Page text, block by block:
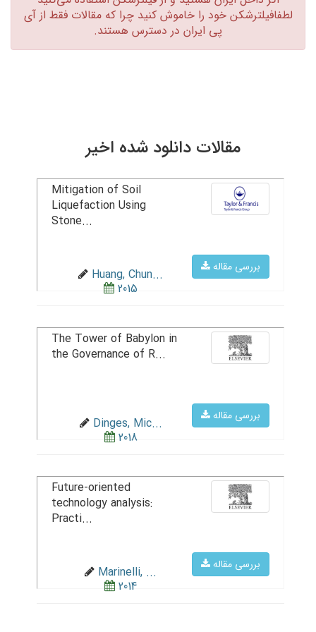
لطفافیلترشکن خود را خاموش کنید چرا که مقالات فقط از آی
پی ایران در دسترس هستند.‏
مقالات دانلود شده اخیر
بررسی مقاله
Mitigation of Soil
Liquefaction Using
Stone...
Huang, Chun...
2015
بررسی مقاله
The Tower of Babylon in
the Governance of R...
Dinges, Mic...
2018
بررسی مقاله
Future-oriented
technology analysis:
Practi...
Marinelli, ...
2014